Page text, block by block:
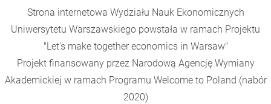
Strona internetowa Wydziału Nauk Ekonomicznych
Uniwersytetu Warszawskiego powstała w ramach Projektu
"Let's make together economics in Warsaw"
Projekt finansowany przez Narodową Agencję Wymiany
Akademickiej w ramach Programu Welcome to Poland (nabór
2020)